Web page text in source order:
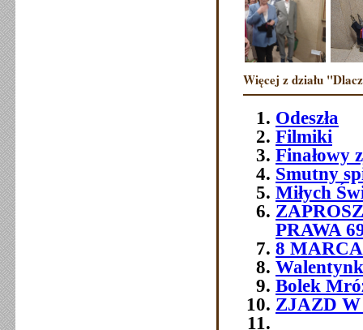
Więcej z działu
Odeszła
Filmiki
Finałowy
Smutny
Miłych
PRAWA
8
Bolek
ZJAZD W